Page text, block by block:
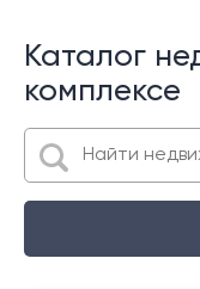
Каталог
комплексе